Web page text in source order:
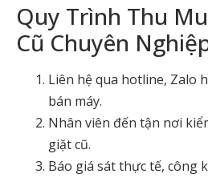
Quy Trình Thu
Cũ Chuyên
Liên hệ qua hotline, Zalo
bán máy.
Nhân viên đến tận nơi
giặt cũ.
Báo giá sát thực tế, công